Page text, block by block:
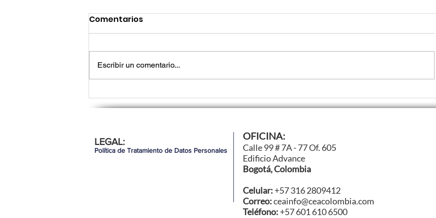
Lo que los líderes de tecnología
necesitan saber para seguir
demostrando valor en 2026
para su regreso a los
Comentarios
Escribir un comentario...
OFICINA:
Calle 99 # 7A - 77 Of. 605
Edificio Advance
Bogotá, Colombia
Celular: +57 316 2809412
Correo:ceainfo@ceacolombia.com
Teléfono: +57 601 610 6500
LEGAL:
Política de Tratamiento de Datos Personales